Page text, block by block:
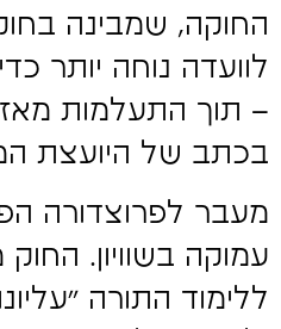
החוקה, שמבינה
לוועדה נוחה יותר
– תוך התעלמות
בכתב של היועצת
מעבר לפרוצדורה
עמוקה בשוויון.
ללימוד התורה